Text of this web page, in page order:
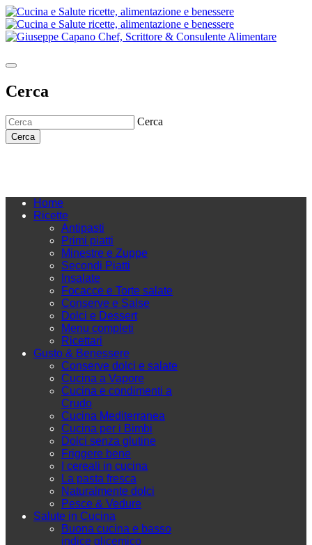
Cerca
Cerca
Cerca
Home
Ricette
Antipasti
Primi piatti
Minestre e Zuppe
Secondi Piatti
Insalate
Focacce e Torte salate
Conserve e Salse
Dolci e Dessert
Menu completi
Ricettari
Gusto & Benessere
Conserve dolci e salate
Cucina a Vapore
Cucina e condimenti a
Crudo
Cucina Mediterranea
Cucina per i Bimbi
Dolci senza glutine
Friggere bene
I cereali in cucina
La pasta fresca
Naturalmente dolci
Pesce & Vedure
Salute in Cucina
Buona cucina e basso
indice glicemico